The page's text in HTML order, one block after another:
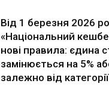
Від 1 березня 2026
«Національний
нові правила: єдина
замінюється на 5%
залежно від